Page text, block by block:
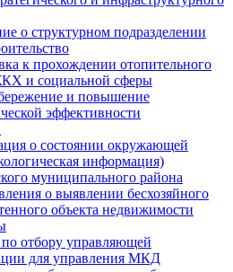
о структурном подразделении
к прохождении отопительного
и социальной сферы
и повышение
эффективности
о состоянии окружающей
информация)
муниципального района
о выявлении бесхозяйного
объекта недвижимости
отбору управляющей
для управления МКД